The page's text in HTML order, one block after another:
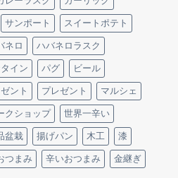
サンポート スイートポテト
ネロ ハバネロラスク
イン パグ ビール
ント プレゼント マルシェ
クショップ 世界一辛い
盆栽 揚げパン 木工 漆
つまみ 辛いおつまみ 金継ぎ